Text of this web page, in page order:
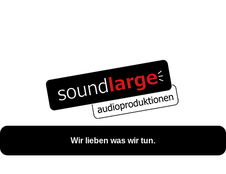
Wir lieben was wir tun.